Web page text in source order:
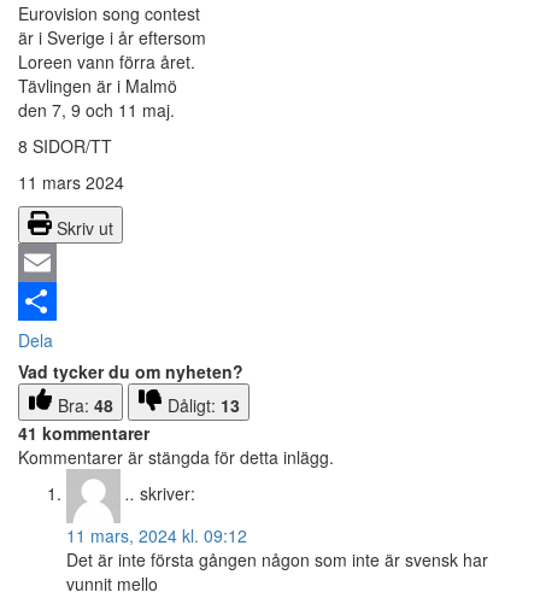
Eurovision song contest
är i Sverige i år eftersom
Loreen vann förra året.
Tävlingen är i Malmö
den 7, 9 och 11 maj.
8 SIDOR/TT
11 mars 2024
Skriv ut
Email
Dela
Vad tycker du om nyheten?
Bra: 48 Dåligt: 13
41 kommentarer
Kommentarer är stängda för detta inlägg.
.. skriver:
11 mars, 2024 kl. 09:12
Det är inte första gången någon som inte är svensk har
vunnit mello